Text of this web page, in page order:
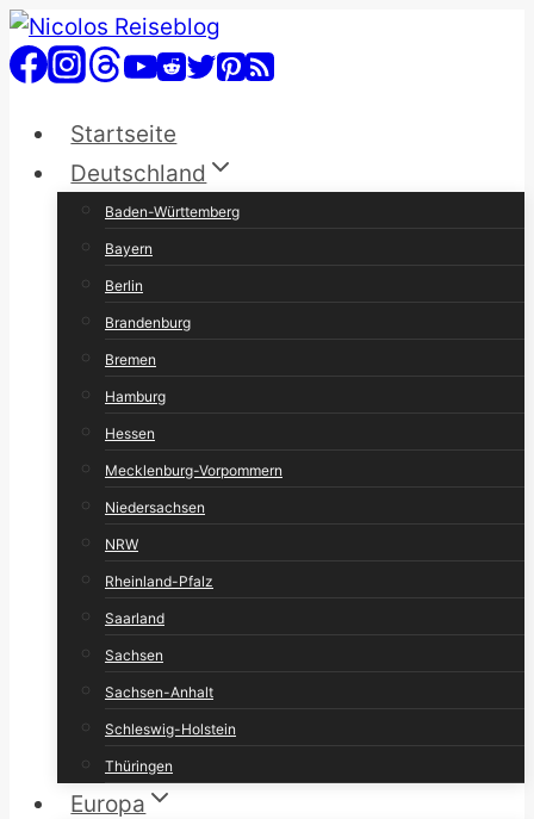
Zum
Inhalt
Startseite
Deutschland
Baden-Württemberg
Bayern
Berlin
Brandenburg
Bremen
Hamburg
Hessen
Mecklenburg-Vorpommern
Niedersachsen
NRW
Rheinland-Pfalz
Saarland
Sachsen
Sachsen-Anhalt
Schleswig-Holstein
Thüringen
Europa